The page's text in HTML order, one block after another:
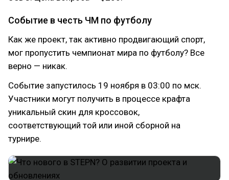
Событие в честь ЧМ по футболу
Как же проект, так активно продвигающий спорт,
мог пропустить чемпионат мира по футболу? Все
верно — никак.
Событие запустилось 19 ноября в 03:00 по мск.
Участники могут получить в процессе крафта
уникальный скин для кроссовок,
соответствующий той или иной сборной на
турнире.